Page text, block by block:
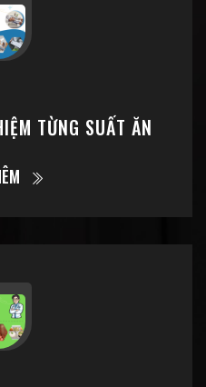
TỪNG SUẤT ĂN